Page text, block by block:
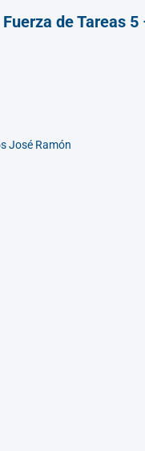
Fuerza de Tareas
José Ramón